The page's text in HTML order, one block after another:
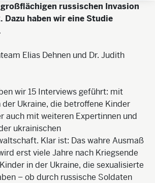
russischen Invasion
Dazu haben wir eine Studie
Elias Dehnen und Dr. Judith
wir 15 Interviews geführt: mit
der Ukraine, die betroffene Kinder
auch mit weiteren Expertinnen und
ukrainischen
Klar ist: Das wahre Ausmaß
erst viele Jahre nach Kriegsende
in der Ukraine, die sexualisierte
– ob durch russische Soldaten